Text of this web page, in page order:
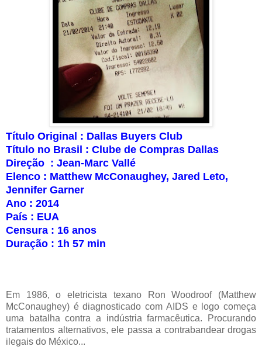
Título Original : Dallas Buyers Club
Título no Brasil : Clube de Compras Dallas
Direção : Jean-Marc Vallé
Elenco : Matthew McConaughey, Jared Leto,
Jennifer Garner
Ano : 2014
País : EUA
Censura : 16 anos
Duração : 1h 57 min
Em 1986, o eletricista texano Ron Woodroof (Matthew
McConaughey) é diagnosticado com AIDS e logo começa
uma batalha contra a indústria farmacêutica. Procurando
tratamentos alternativos, ele passa a contrabandear drogas
ilegais do México...